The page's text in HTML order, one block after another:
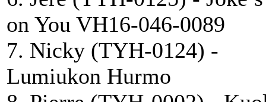
on You VH16-046-0089
7. Nicky (TYH-0124) -
Lumiukon Hurmo